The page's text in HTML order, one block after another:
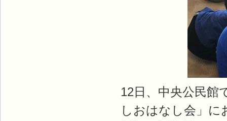
12日、中央公民館
しおはなし会」